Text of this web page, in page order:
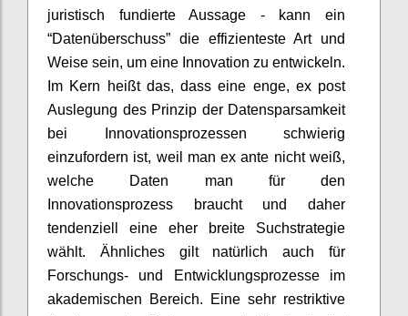
juristisch fundierte Aussage - kann ein
“Datenüberschuss” die effizienteste Art und
Weise sein, um eine Innovation zu entwickeln.
Im Kern heißt das, dass eine enge, ex post
Auslegung des Prinzip der Datensparsamkeit
bei Innovationsprozessen schwierig
einzufordern ist, weil man ex ante nicht weiß,
welche Daten man für den
Innovationsprozess braucht und daher
tendenziell eine eher breite Suchstrategie
wählt. Ähnliches gilt natürlich auch für
Forschungs- und Entwicklungsprozesse im
akademischen Bereich. Eine sehr restriktive